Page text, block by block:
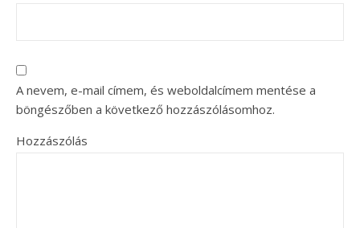
A nevem, e-mail címem, és weboldalcímem mentése a
böngészőben a következő hozzászólásomhoz.
Hozzászólás